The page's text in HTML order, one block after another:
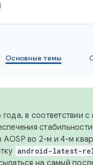
Основные темы
года, в соответствии
во 2-м и 4-м
android-latest-
на самый